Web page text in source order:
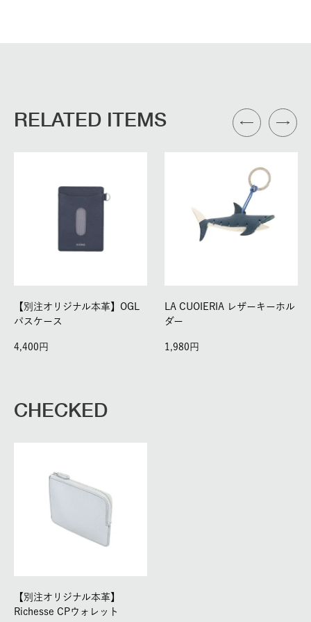
RELATED ITEMS
【別注オリジナル本革】OGL
パスケース
4,400
LA CUOIERIA レザーキーホル
ダー
1,980
CHECKED
【別注オリジナル本革】
Richesse CPウォレット